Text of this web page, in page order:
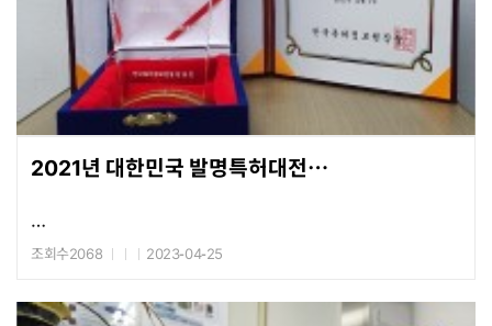
2021년 대한민국 발명특허대전
조회수2068 2023-04-25